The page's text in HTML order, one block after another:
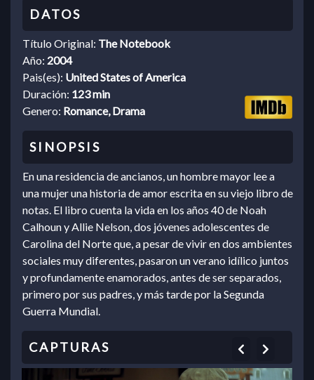
Título Original: The Notebook
Año: 2004
Pais(es): United States of America
Duración: 123 min
Genero: Romance, Drama
En una residencia de ancianos, un hombre mayor lee a
una mujer una historia de amor escrita en su viejo libro de
notas. El libro cuenta la vida en los años 40 de Noah
Calhoun y Allie Nelson, dos jóvenes adolescentes de
Carolina del Norte que, a pesar de vivir en dos ambientes
sociales muy diferentes, pasaron un verano idílico juntos
y profundamente enamorados, antes de ser separados,
primero por sus padres, y más tarde por la Segunda
Guerra Mundial.
Previous